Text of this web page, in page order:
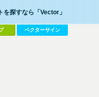
を探すなら「Vector」
ベクターサイン